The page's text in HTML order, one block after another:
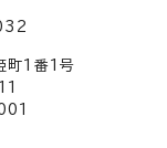
1番1号